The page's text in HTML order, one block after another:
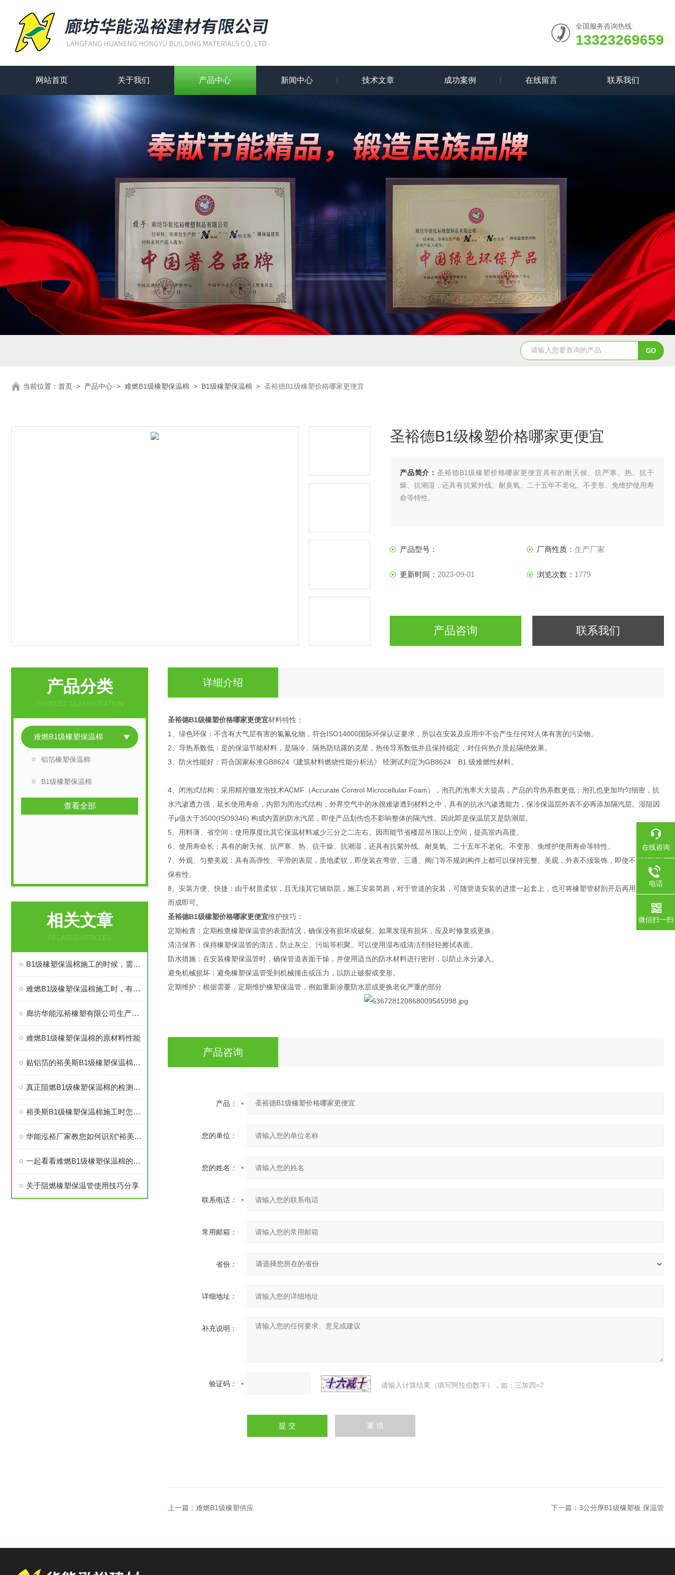
全国服务咨询热线:
13323269659
网站首页 关于我们 产品中心 新闻中心 技术文章 成功案例 在线留言 联系我们
当前位置： 首页 > 产品中心 > 难燃B1级橡塑保温棉 > B1级橡塑保温棉 > 圣裕德B1级橡塑价格哪家更便宜
圣裕德B1级橡塑价格哪家更便宜
产品简介：圣裕德B1级橡塑价格哪家更便宜具有的耐天候、抗严寒、热、抗干
燥、抗潮湿，还具有抗紫外线、耐臭氧、二十五年不老化、不变形、免维护使用寿
命等特性。
产品型号： 厂商性质： 生产厂家
更新时间： 2023-09-01 浏览次数： 1779
产品咨询 联系我们
产品分类
PRODUCT CLASSIFICATION
难燃B1级橡塑保温棉
铝箔橡塑保温棉
B1级橡塑保温棉
查看全部
相关文章
RELATED ARTICLES
B1级橡塑保温棉施工的时候，需要注意哪些事项
难燃B1级橡塑保温棉施工时，有些事情得注意
廊坊华能泓裕橡塑有限公司生产的圣裕德B1级橡塑保温棉为什么如此受欢迎？
难燃B1级橡塑保温棉的原材料性能
贴铝箔的裕美斯B1级橡塑保温棉优点技术指标
真正阻燃B1级橡塑保温棉的检测标准及技术指标
裕美斯B1级橡塑保温棉施工时怎样选配及体积计算方法
华能泓裕厂家教您如何识别“裕美斯”牌B1级橡塑保温棉产品
一起看看难燃B1级橡塑保温棉的原材料性能
关于阻燃橡塑保温管使用技巧分享
详细介绍
圣裕德B1级橡塑价格哪家更便宜材料特性：
1、绿色环保：不含有大气层有害的氯氟化物，符合ISO14000国际环保认证要求，所以在安装及应用中不会产生任何对人体有害的污染物。
2、导热系数低：是的保温节能材料，是隔冷、隔热防结露的克星，热传导系数低并且保持稳定，对任何热介质起隔绝效果。
3、防火性能好：符合国家标准GB8624《建筑材料燃烧性能分析法》 经测试判定为GB8624 B1 级难燃性材料。
4、闭泡式结构：采用精控微发泡技术ACMF（Accurate Control Microcellular Foam），泡孔闭泡率大大提高，产品的导热系数更低；泡孔也更加均匀细密，抗
水汽渗透力强，延长使用寿命，内部为闭泡式结构，外界空气中的水很难渗透到材料之中，具有的抗水汽渗透能力，保冷保温层外表不必再添加隔汽层。湿阻因
子μ值大于3500(ISO9346) 构成内置的防水汽层，即使产品划伤也不影响整体的隔汽性。因此即是保温层又是防潮层。
5、用料薄、省空间：使用厚度比其它保温材料减少三分之二左右。因而能节省楼层吊顶以上空间，提高室内高度。
6、使用寿命长：具有的耐天候、抗严寒、热、抗干燥、抗潮湿，还具有抗紫外线、耐臭氧、二十五年不老化、不变形、免维护使用寿命等特性。
7、外观、匀整美观：具有高弹性、平滑的表层，质地柔软，即使装在弯管、三通、阀门等不规则构件上都可以保持完整、美观，外表不须装饰，即使不吊顶也可
保有性。
8、安装方便、快捷：由于材质柔软，且无须其它辅助层，施工安装简易，对于管道的安装，可随管道安装的进度一起套上，也可将橡塑管材剖开后再用胶水粘合
而成即可。
圣裕德B1级橡塑价格哪家更便宜维护技巧：
定期检查：定期检查橡塑保温管的表面情况，确保没有损坏或破裂。如果发现有损坏，应及时修复或更换。
清洁保养：保持橡塑保温管的清洁，防止灰尘、污垢等积聚。可以使用湿布或清洁剂轻轻擦拭表面。
防水措施：在安装橡塑保温管时，确保管道表面干燥，并使用适当的防水材料进行密封，以防止水分渗入。
避免机械损坏：避免橡塑保温管受到机械撞击或压力，以防止破裂或变形。
定期维护：根据需要，定期维护橡塑保温管，例如重新涂覆防水层或更换老化严重的部分
产品咨询
产品：
您的单位：
您的姓名：
联系电话：
常用邮箱：
省份：
详细地址：
补充说明：
验证码： 请输入计算结果（填写阿拉伯数字），如：三加四=7
上一篇： 难燃B1级橡塑供应 下一篇： 3公分厚B1级橡塑板 保温管
在线咨询
电话
微信扫一扫